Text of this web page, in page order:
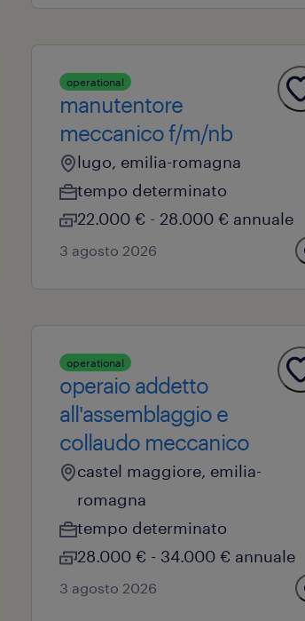
operational
manutentore
meccanico f/m/nb
lugo, emilia-romagna
tempo determinato
22.000 € - 28.000 € annuale
3 agosto 2026
operational
operaio addetto
all'assemblaggio e
collaudo meccanico
castel maggiore, emilia-
romagna
tempo determinato
28.000 € - 34.000 € annuale
3 agosto 2026